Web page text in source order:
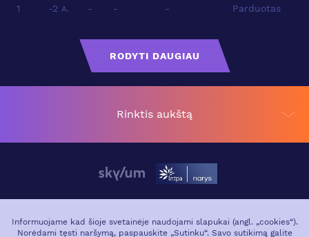
1 -2 A. - - - Parduotas
RODYTI DAUGIAU
Rinktis aukštą
VIETA MIESTE
GALERIJA
Informuojame kad šioje svetainėje naudojami slapukai (angl. „cookies“).
Norėdami tęsti naršymą, paspauskite „Sutinku“. Savo sutikimą galite